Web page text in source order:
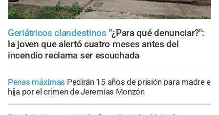
Geriátricos clandestinos "¿Para qué denunciar?":
la joven que alertó cuatro meses antes del
incendio reclama ser escuchada
Penas máximas Pedirán 15 años de prisión para madre e
hija por el crimen de Jeremías Monzón